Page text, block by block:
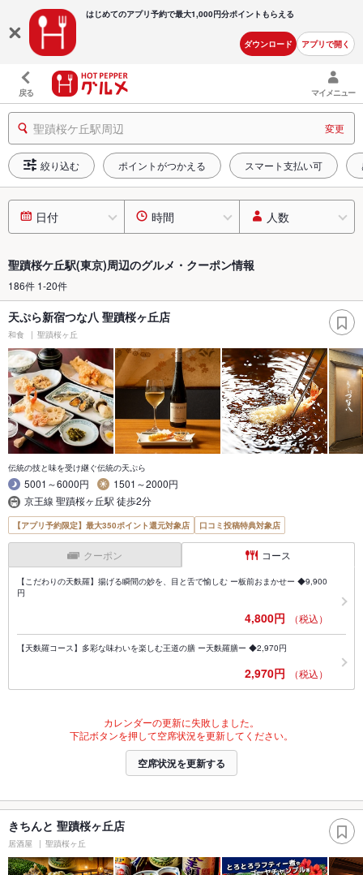
はじめてのアプリ予約で最大1,000円分ポイントもらえる
ダウンロード アプリで開く
戻る マイメニュー
聖蹟桜ケ丘駅周辺 変更
絞り込む ポイントがつかえる スマート支払い可
日付 時間 人数
聖蹟桜ケ丘駅(東京)周辺のグルメ・クーポン情報
186件 1-20件
天ぷら新宿つな八 聖蹟桜ヶ丘店
和食 聖蹟桜ヶ丘
伝統の技と味を受け継ぐ伝統の天ぷら
5001～6000円
1501～2000円
京王線 聖蹟桜ヶ丘駅 徒歩2分
【アプリ予約限定】最大350ポイント還元対象店 口コミ投稿特典対象店
クーポン コース
【こだわりの天麩羅】揚げる瞬間の妙を、目と舌で愉しむ ー板前おまかせー ◆9,900
円
4,800円 （税込）
【天麩羅コース】多彩な味わいを楽しむ王道の膳 ー天麩羅膳ー ◆2,970円
2,970円 （税込）
カレンダーの更新に失敗しました。
下記ボタンを押して空席状況を更新してください。
空席状況を更新する
きちんと 聖蹟桜ヶ丘店
居酒屋 聖蹟桜ヶ丘